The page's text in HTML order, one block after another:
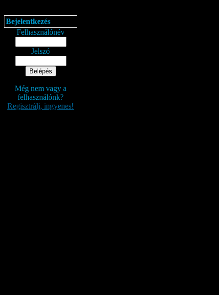
Bejelentkezés
Felhasználónév
Jelszó
Még nem vagy a
felhasználónk?
Regisztrálj, ingyenes!